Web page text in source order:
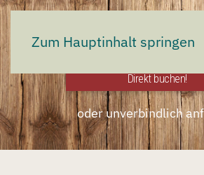
Zum Hauptinhalt springen
Jetzt direkt
Direkt buchen!
oder unverbindlich